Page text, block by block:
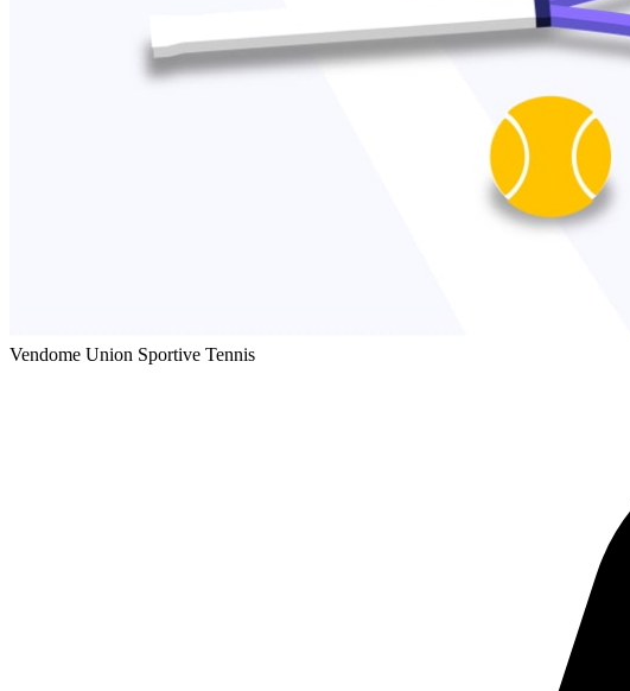
Vendome Union Sportive Tennis